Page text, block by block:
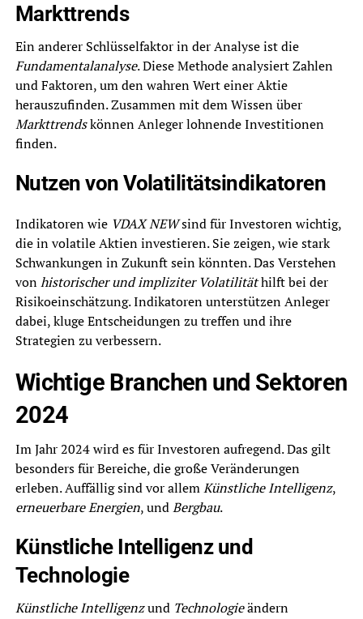
Markttrends
Ein anderer Schlüsselfaktor in der Analyse ist die
Fundamentalanalyse. Diese Methode analysiert Zahlen
und Faktoren, um den wahren Wert einer Aktie
herauszufinden. Zusammen mit dem Wissen über
Markttrendskönnen Anleger lohnende Investitionen
finden.
Nutzen von Volatilitätsindikatoren
Indikatoren wie VDAX NEWsind für Investoren wichtig,
die in volatile Aktien investieren. Sie zeigen, wie stark
Schwankungen in Zukunft sein könnten. Das Verstehen
vonhistorischer und impliziter Volatilitäthilft bei der
Risikoeinschätzung. Indikatoren unterstützen Anleger
dabei, kluge Entscheidungen zu treffen und ihre
Strategien zu verbessern.
Wichtige Branchen und Sektoren
2024
Im Jahr 2024 wird es für Investoren aufregend. Das gilt
besonders für Bereiche, die große Veränderungen
erleben. Auffällig sind vor allemKünstliche Intelligenz,
erneuerbare Energien, undBergbau.
Künstliche Intelligenz und
Technologie
Künstliche Intelligenzund Technologieändern